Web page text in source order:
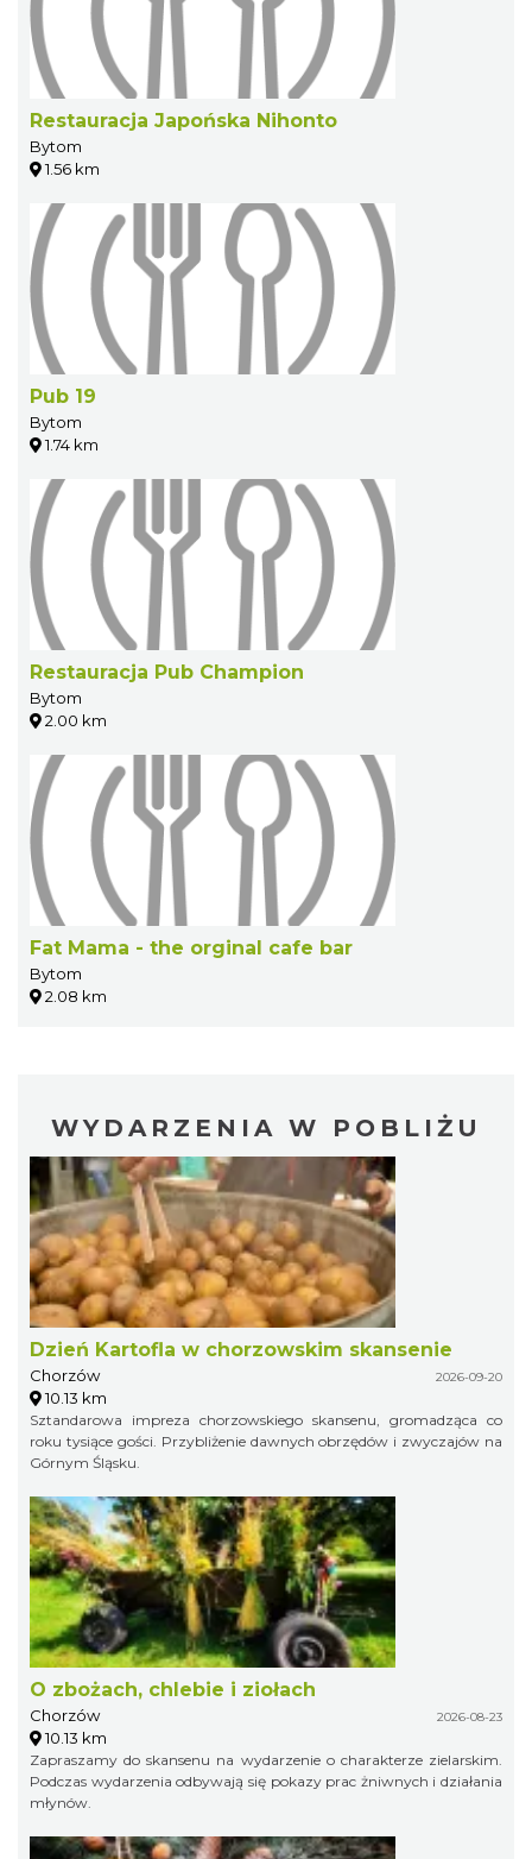
Restauracja Japońska Nihonto
Bytom
1.56 km
Pub 19
Bytom
1.74 km
Restauracja Pub Champion
Bytom
2.00 km
Fat Mama - the orginal cafe bar
Bytom
2.08 km
WYDARZENIA W POBLIŻU
Dzień Kartofla w chorzowskim skansenie
Chorzów 2026-09-20
10.13 km
Sztandarowa impreza chorzowskiego skansenu, gromadząca co
roku tysiące gości. Przybliżenie dawnych obrzędów i zwyczajów na
Górnym Śląsku.
O zbożach, chlebie i ziołach
Chorzów 2026-08-23
10.13 km
Zapraszamy do skansenu na wydarzenie o charakterze zielarskim.
Podczas wydarzenia odbywają się pokazy prac żniwnych i działania
młynów.